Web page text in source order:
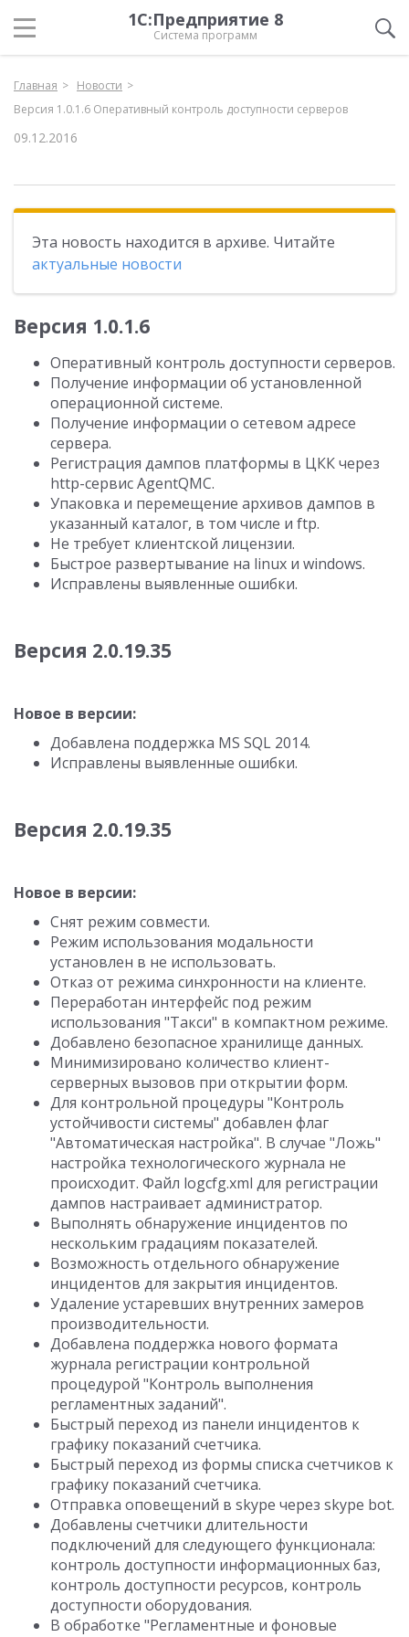
1С:Предприятие 8
Система программ
Главная
Новости
Версия 1.0.1.6 Оперативный контроль доступности серверов
09.12.2016
Эта новость находится в архиве. Читайте
актуальные новости
Версия 1.0.1.6
Оперативный контроль доступности серверов.
Получение информации об установленной
операционной системе.
Получение информации о сетевом адресе
сервера.
Регистрация дампов платформы в ЦКК через
http-сервис AgentQMC.
Упаковка и перемещение архивов дампов в
указанный каталог, в том числе и ftp.
Не требует клиентской лицензии.
Быстрое развертывание на linux и windows.
Исправлены выявленные ошибки.
Версия 2.0.19.35
Новое в версии:
Добавлена поддержка MS SQL 2014.
Исправлены выявленные ошибки.
Версия 2.0.19.35
Новое в версии:
Снят режим совмести.
Режим использования модальности
установлен в не использовать.
Отказ от режима синхронности на клиенте.
Переработан интерфейс под режим
использования "Такси" в компактном режиме.
Добавлено безопасное хранилище данных.
Минимизировано количество клиент-
серверных вызовов при открытии форм.
Для контрольной процедуры "Контроль
устойчивости системы" добавлен флаг
"Автоматическая настройка". В случае "Ложь"
настройка технологического журнала не
происходит. Файл logcfg.xml для регистрации
дампов настраивает администратор.
Выполнять обнаружение инцидентов по
нескольким градациям показателей.
Возможность отдельного обнаружение
инцидентов для закрытия инцидентов.
Удаление устаревших внутренних замеров
производительности.
Добавлена поддержка нового формата
журнала регистрации контрольной
процедурой "Контроль выполнения
регламентных заданий".
Быстрый переход из панели инцидентов к
графику показаний счетчика.
Быстрый переход из формы списка счетчиков к
графику показаний счетчика.
Отправка оповещений в skype через skype bot.
Добавлены счетчики длительности
подключений для следующего функционала:
контроль доступности информационных баз,
контроль доступности ресурсов, контроль
доступности оборудования.
В обработке "Регламентные и фоновые